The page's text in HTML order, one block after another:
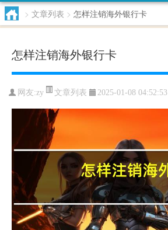
> 文章列表 > 怎样注销海外银行卡
怎样注销海外银行卡
网友:zy 文章列表 2025-01-08 04:52:53